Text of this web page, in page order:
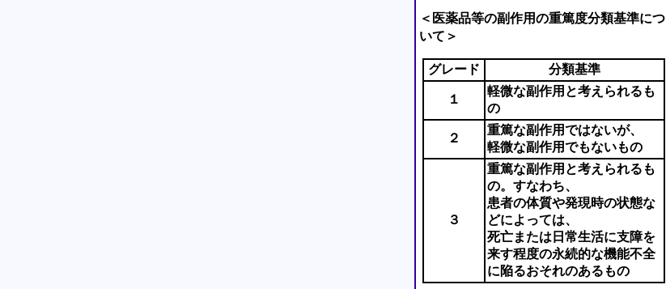
＜医薬品等の副作用の重篤度分類基準につ
いて＞
グレード 分類基準
１
軽微な副作用と考えられるも
の
２
重篤な副作用ではないが、
軽微な副作用でもないもの
３
重篤な副作用と考えられるも
の。すなわち、
患者の体質や発現時の状態な
どによっては、
死亡または日常生活に支障を
来す程度の永続的な機能不全
に陥るおそれのあるもの